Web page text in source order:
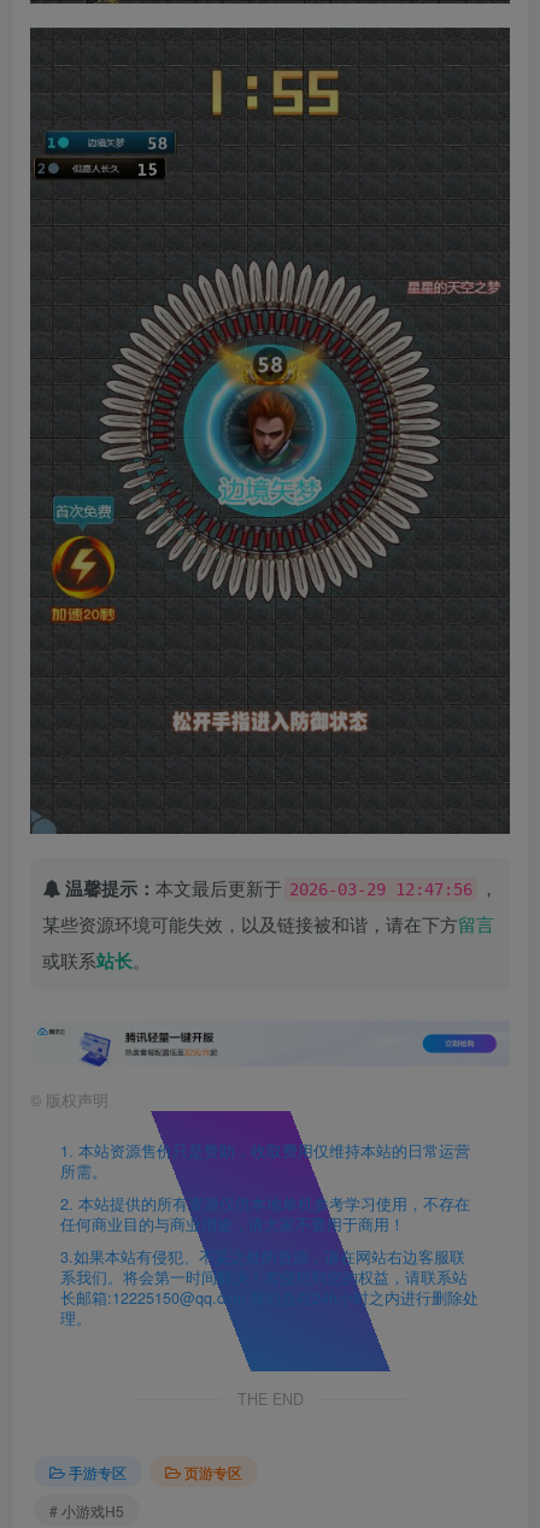
温馨提示： 本文最后更新于 2026-03-29 12:47:56
，
某些资源环境可能失效，以及链接被和谐，请在下方留言
或联系站长。
© 版权声明
1. 本站资源售价只是赞助，收取费用仅维持本站的日常运营
所需。
2. 本站提供的所有资源仅供本地单机参考学习使用，不存在
任何商业目的与商业用途，请大家不要用于商用！
3.如果本站有侵犯、不妥之处的资源，请在网站右边客服联
系我们。将会第一时间解决！若侵犯到您的权益，请联系站
长邮箱:12225150@qq.com 我们会在24h小时之内进行删除处
理。
THE END
手游专区
页游专区
# 小游戏H5